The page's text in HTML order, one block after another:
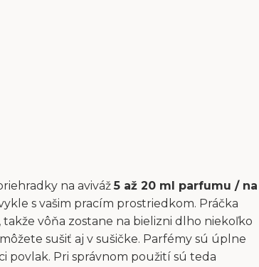
na aviváž5 až 20 ml parfumu / na
s vašim pracím prostriedkom. Práčka
vôňa zostane na bielizni dlho niekoľko
sušiť aj v sušičke. Parfémy sú úplne
povlak. Pri správnom použití sú teda